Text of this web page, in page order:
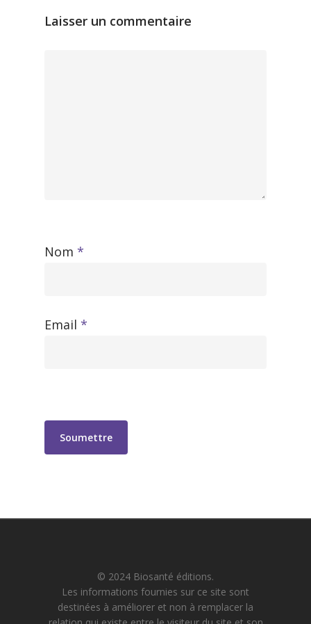
Laisser un commentaire
Nom *
Email *
© 2024 Biosanté éditions.
Les informations fournies sur ce site sont
destinées à améliorer et non à remplacer la